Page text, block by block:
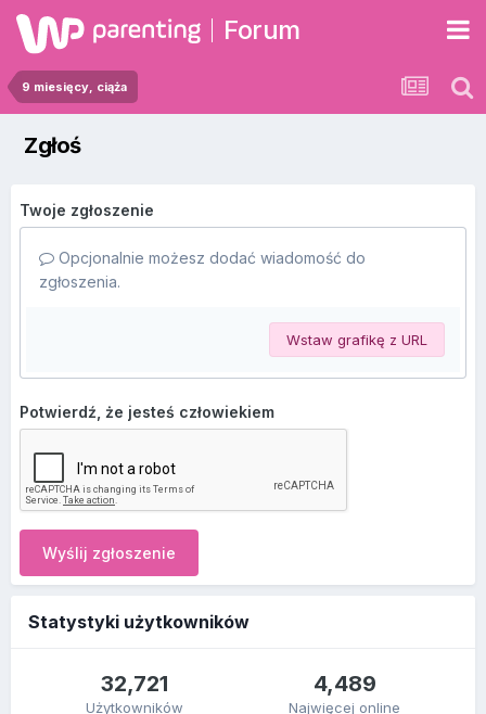
Forum
9 miesięcy, ciąża
Zgłoś
Twoje zgłoszenie
Opcjonalnie możesz dodać wiadomość do
zgłoszenia.
Wstaw grafikę z URL
Potwierdź, że jesteś człowiekiem
Wyślij zgłoszenie
Statystyki użytkowników
32,721
Użytkowników
4,489
Najwięcej online